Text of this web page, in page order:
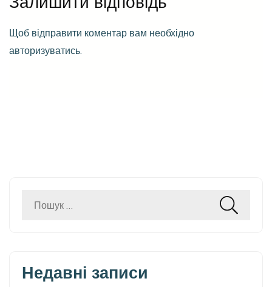
Щоб відправити коментар вам необхідно
авторизуватись
Пошук:
Недавні записи